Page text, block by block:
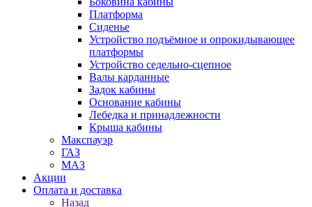
Платформа
Сиденье
Устройство подъёмное и опрокидывающее
платформы
Устройство седельно-сцепное
Валы карданные
Задок кабины
Основание кабины
Лебедка и принадлежности
Крыша кабины
Макспауэр
ГАЗ
МАЗ
Акции
Оплата и доставка
Назад